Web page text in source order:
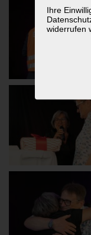
Ihre
widerrufen